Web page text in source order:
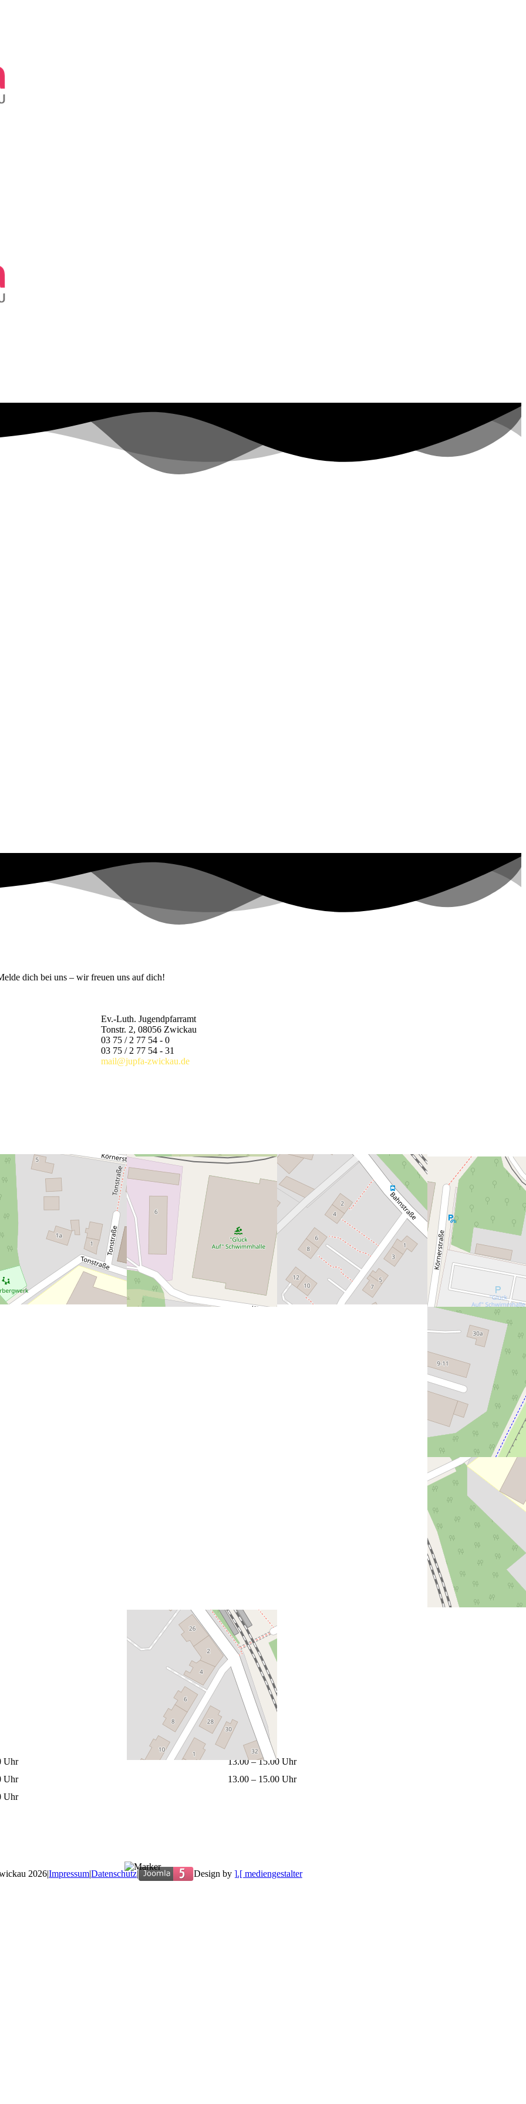
dich bei uns – wir freuen uns auf dich!
Ev.-Luth. Jugendpfarramt
Tonstr. 2, 08056 Zwickau
03 75 / 2 77 54 - 0
03 75 / 2 77 54 - 31
mail@jupfa-zwickau.de
Uhr
13.00 – 15.00 Uhr
Uhr
13.00 – 15.00 Uhr
Uhr
2026|Impressum|Datenschutz| Design by ].[ mediengestalter